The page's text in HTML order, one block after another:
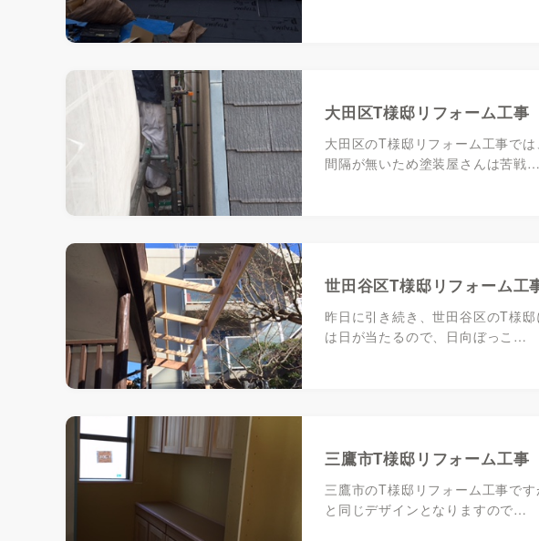
大田区T様邸リフォーム工事
大田区のT様邸リフォーム工事で
間隔が無いため塗装屋さんは苦戦…
世田谷区T様邸リフォーム工
昨日に引き続き、世田谷区のT様
は日が当たるので、日向ぼっこ…
三鷹市T様邸リフォーム工事
三鷹市のT様邸リフォーム工事で
と同じデザインとなりますので…